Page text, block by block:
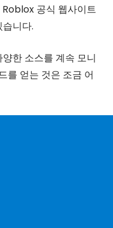
공식 웹사이트
니다.
한 소스를 계속 모니
를 얻는 것은 조금 어